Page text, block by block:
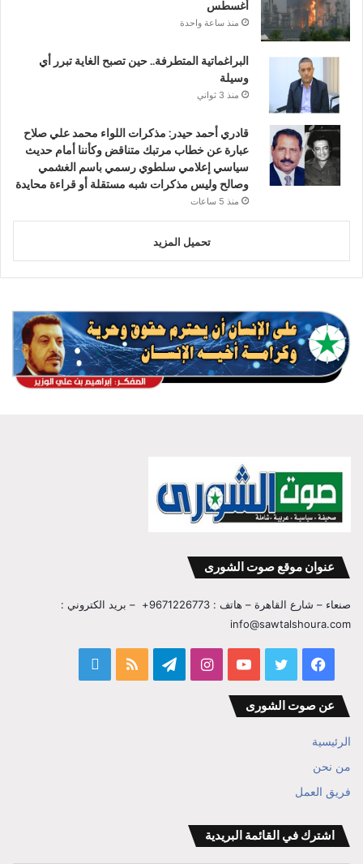
أغسطس
منذ ساعة واحدة
البراغماتية المتطرفة.. حين تصبح الغاية تبرر أي
وسيلة
منذ 3 ثواني
قادري أحمد حيدر: مذكرات اللواء محمد علي صلاح
عبارة عن خطاب مرتبك متناقض وكأننا أمام حديث
سياسي إعلامي سلطوي رسمي باسم الغشمي
وصالح وليس مذكرات شبه مستقلة أو قراءة محايدة
منذ 5 ساعات
تحميل المزيد
عنوان موقع صوت الشورى
صنعاء – شارع القاهرة – هاتف : 9671226773+ – بريد الكتروني :
info@sawtalshoura.com
فيسبوك تويتر يوتيوب انستقرامتيلقرام ملخص
عن صوت الشورى
الرئيسية
من نحن
فريق العمل
اشترك في القائمة البريدية